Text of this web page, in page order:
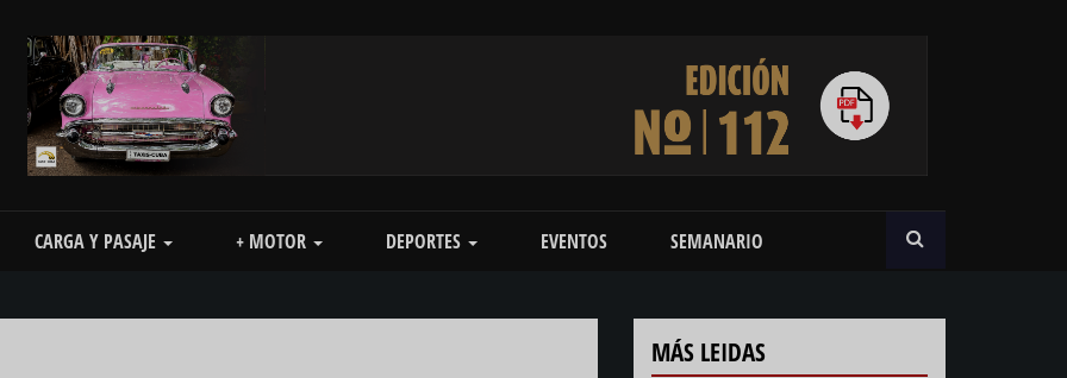
CARGA Y PASAJE + MOTOR DEPORTES EVENTOS SEMANARIO
MÁS LEIDAS